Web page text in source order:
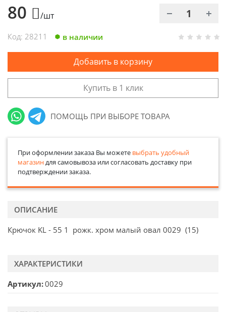
80 /шт
Код: 28211 в наличии
Добавить в корзину
Купить в 1 клик
ПОМОЩЬ ПРИ ВЫБОРЕ ТОВАРА
При оформлении заказа Вы можете выбрать удобный
магазиндля самовывоза или согласовать доставку при
подтверждении заказа.
ОПИСАНИЕ
Крючок KL - 55 1 рожк. хром малый овал 0029 (15)
ХАРАКТЕРИСТИКИ
Артикул 0029